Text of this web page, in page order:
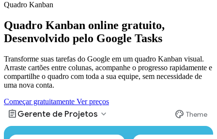
Quadro Kanban
Quadro Kanban online gratuito,
Desenvolvido pelo Google Tasks
Transforme suas tarefas do Google em um quadro Kanban visual.
Arraste cartões entre colunas, acompanhe o progresso rapidamente e
compartilhe o quadro com toda a sua equipe, sem necessidade de
uma nova conta.
Começar gratuitamente Ver preços
assignmentGerente de Projetos expand_more palette Theme